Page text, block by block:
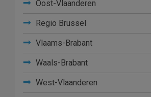
Oost-Vlaanderen
Regio Brussel
Vlaams-Brabant
Waals-Brabant
West-Vlaanderen